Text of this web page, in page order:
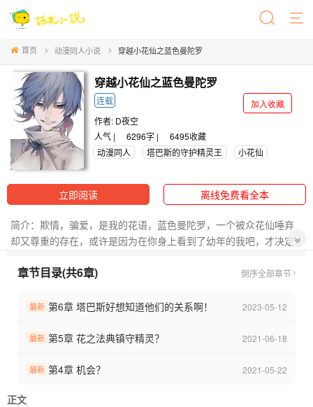
首页 动漫同人小说 穿越小花仙之蓝色曼陀罗
穿越小花仙之蓝色曼陀罗
连载
加入收藏
作者: D夜空
人气 |
6296字 | 6495收藏
动漫同人
塔巴斯的守护精灵王 小花仙
立即阅读 离线免费看全本
简介：欺情，骗爱，是我的花语，蓝色曼陀罗，一个被众花仙唾弃
却又尊重的存在，或许是因为在你身上看到了幼年的我吧，才决定
章节目录(共6章) 倒序全部章节
最新 第6章 塔巴斯好想知道他们的关系啊！ 2023-05-12
最新 第5章 花之法典镇守精灵？ 2021-06-18
最新 第4章 机会？ 2021-05-22
正文